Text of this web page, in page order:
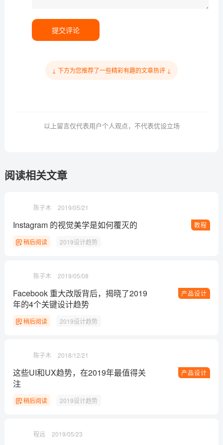
提交评论
↓ 下方为您推荐了一些精彩有趣的文章热评 ↓
以上留言仅代表用户个人观点，不代表优设立场
阅读相关文章
陈子木 2019/05/21
教程
Instagram 的视觉美学是如何覆灭的
稍后阅读 2019设计趋势
陈子木 2019/05/08
产品设计
Facebook 重大改版背后，揭晓了2019
年的4个关键设计趋势
稍后阅读 2019设计趋势
陈子木 2018/12/21
产品设计
这些UI和UX趋势，在2019年最值得关
注
稍后阅读 2019设计趋势
程远 2019/05/23